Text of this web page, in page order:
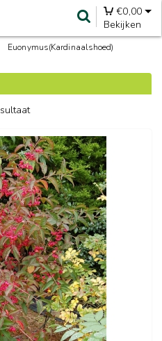
€0,00
Bekijken
Euonymus(Kardinaalshoed)